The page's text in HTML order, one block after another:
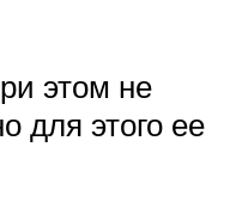
этом не
для этого ее